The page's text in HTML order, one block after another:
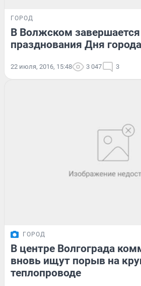
ГОРОД
В Волжском
празднования Дня города
22 июля, 2016, 15:48 3 047 3
ГОРОД
В центре Волгограда
вновь ищут порыв на
теплопроводе